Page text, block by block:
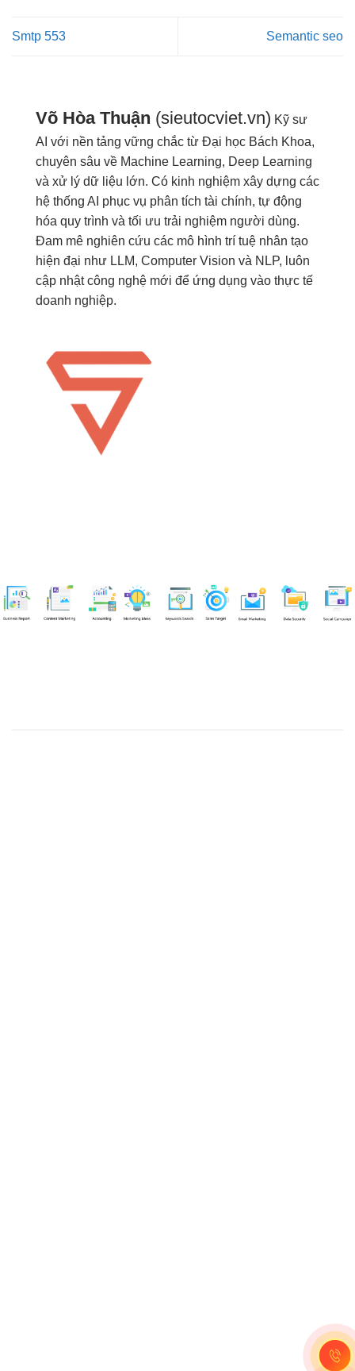
Smtp 553 Semantic seo
Võ Hòa Thuận (sieutocviet.vn) Kỹ sư
AI với nền tảng vững chắc từ Đại học Bách Khoa,
chuyên sâu về Machine Learning, Deep Learning
và xử lý dữ liệu lớn. Có kinh nghiệm xây dựng các
hệ thống AI phục vụ phân tích tài chính, tự động
hóa quy trình và tối ưu trải nghiệm người dùng.
Đam mê nghiên cứu các mô hình trí tuệ nhân tạo
hiện đại như LLM, Computer Vision và NLP, luôn
cập nhật công nghệ mới để ứng dụng vào thực tế
doanh nghiệp.